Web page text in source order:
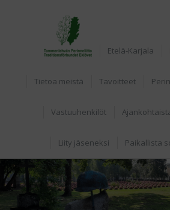
Etelä-Karjala
Tietoa meistä Tavoitteet
Vastuuhenkilöt
Liity jäseneksi Paikallista